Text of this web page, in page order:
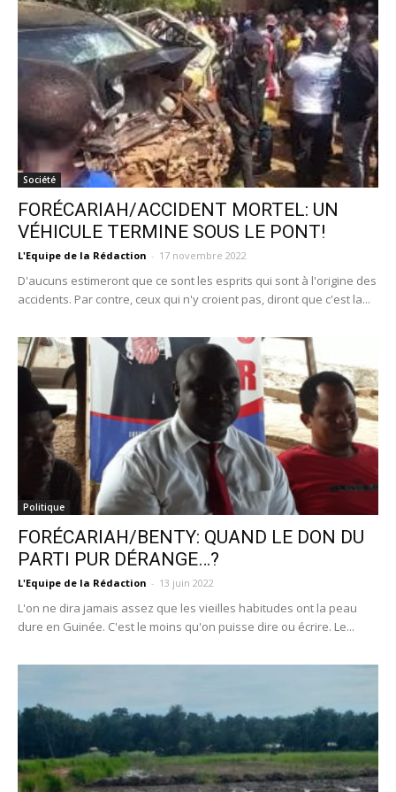
Société
FORÉCARIAH/ACCIDENT MORTEL: UN
VÉHICULE TERMINE SOUS LE PONT!
L'Equipe de la Rédaction - 17 novembre 2022
D'aucuns estimeront que ce sont les esprits qui sont à l'origine des
accidents. Par contre, ceux qui n'y croient pas, diront que c'est la...
Politique
FORÉCARIAH/BENTY: QUAND LE DON DU
PARTI PUR DÉRANGE…?
L'Equipe de la Rédaction - 13 juin 2022
L'on ne dira jamais assez que les vieilles habitudes ont la peau
dure en Guinée. C'est le moins qu'on puisse dire ou écrire. Le...